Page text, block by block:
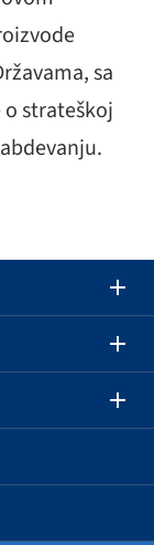
sa
strateškoj